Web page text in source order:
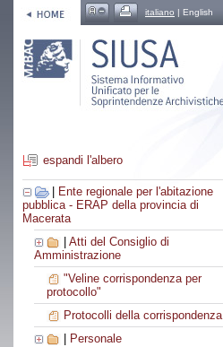
italiano | English
espandi l'albero
Ente regionale per l'abitazione
pubblica - ERAP della provincia di
Macerata
Atti del Consiglio di
Amministrazione
"Veline corrispondenza per
protocollo"
Protocolli della corrispondenza
Personale